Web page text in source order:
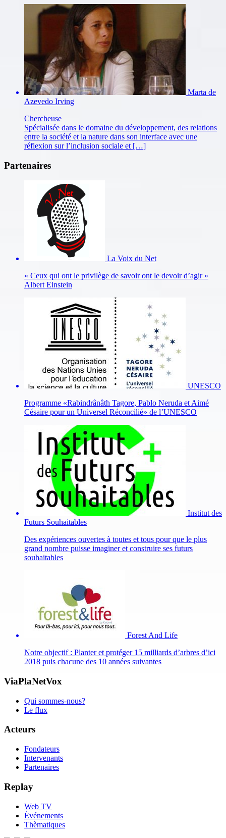
Marta de
Azevedo Irving
Chercheuse
Spécialisée dans le domaine du développement, des relations
entre la société et la nature dans son interface avec une
réflexion sur l’inclusion sociale et […]
Partenaires
La Voix du Net
« Ceux qui ont le privilège de savoir ont le devoir d’agir »
Albert Einstein
UNESCO
Programme «Rabindrânâth Tagore, Pablo Neruda et Aimé
Césaire pour un Universel Réconcilié» de l’UNESCO
Institut des
Futurs Souhaitables
Des expériences ouvertes à toutes et tous pour que le plus
grand nombre puisse imaginer et construire ses futurs
souhaitables
Forest And Life
Notre objectif : Planter et protéger 15 milliards d’arbres d’ici
2018 puis chacune des 10 années suivantes
ViaPlaNetVox
Qui sommes-nous?
Le flux
Acteurs
Fondateurs
Intervenants
Partenaires
Replay
Web TV
Événements
Thèmatiques